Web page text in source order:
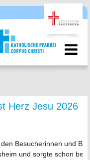
Herz Jesu 2026
Besucherinnen und
und sorgte schon